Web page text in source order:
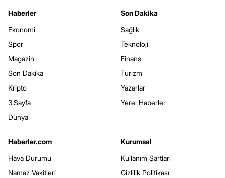
Haberler
Ekonomi
Spor
Magazin
Son Dakika
Kripto
3.Sayfa
Dünya
Son Dakika
Sağlık
Teknoloji
Finans
Turizm
Yazarlar
Yerel Haberler
Haberler.com
Hava Durumu
Namaz Vakitleri
Kurumsal
Kullanım Şartları
Gizlilik Politikası